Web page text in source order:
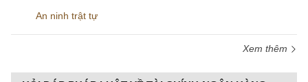
An ninh trật tự
Xem thêm